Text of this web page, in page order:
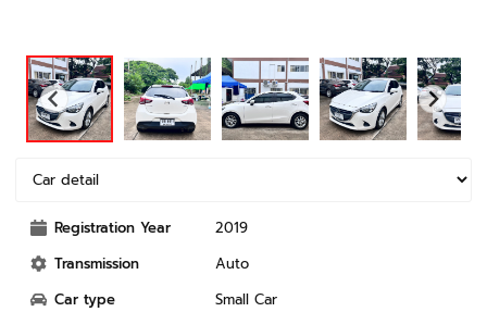
Registration Year
2019
Transmission
Auto
Car type
Small Car